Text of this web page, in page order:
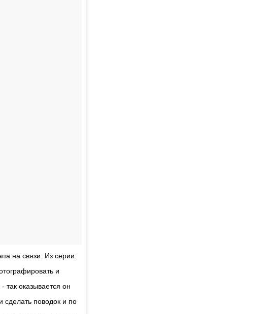
на связи. Из серии:
и
так оказывается он
поводок и по